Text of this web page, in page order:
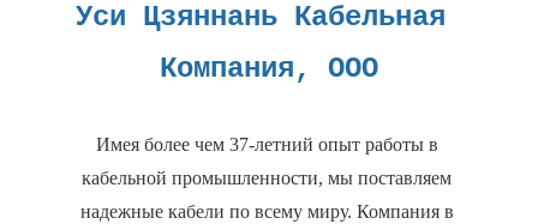
Уси Цзяннань Кабельная
Имея более чем 37-летний опыт работы в
кабельной промышленности, мы поставляем
надежные кабели по всему миру. Компания в